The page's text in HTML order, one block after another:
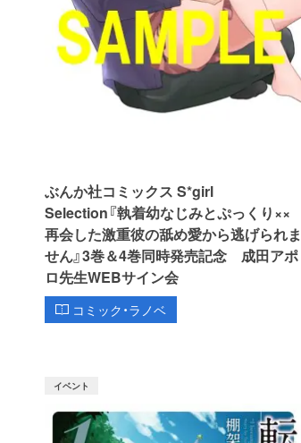
ぶんか社コミックス S*girl
Selection『執着幼なじみとぷっくり××
再会した激重彼の舐め愛から逃げられま
せん』3巻＆4巻同時発売記念 成田アポ
ロ先生WEBサイン会
コミック・ラノベ
イベント